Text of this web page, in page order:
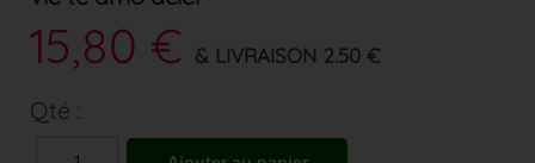
15,80 € & LIVRAISON 2.50 €
Qté :